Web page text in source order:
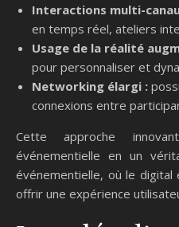
Interactions multi-
en temps réel, ateliers
Usage de la réalité
pour personnaliser et
Networking élargi :
connexions entre
Cette approche
événementielle en un
événementielle, où le
offrir une expérience